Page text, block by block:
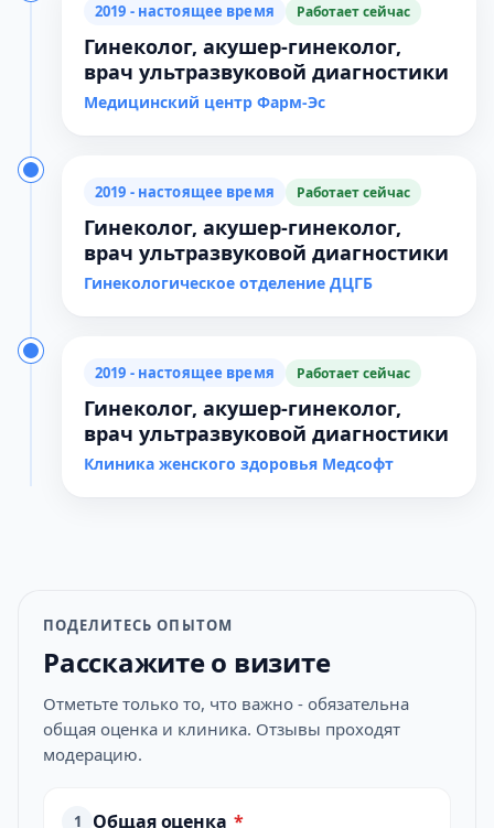
2019 - настоящее время Работает сейчас
Гинеколог, акушер-гинеколог,
врач ультразвуковой диагностики
Медицинский центр Фарм-Эс
2019 - настоящее время Работает сейчас
Гинеколог, акушер-гинеколог,
врач ультразвуковой диагностики
Гинекологическое отделение ДЦГБ
2019 - настоящее время Работает сейчас
Гинеколог, акушер-гинеколог,
врач ультразвуковой диагностики
Клиника женского здоровья Медсофт
ПОДЕЛИТЕСЬ ОПЫТОМ
Расскажите о визите
Отметьте только то, что важно - обязательна
общая оценка и клиника. Отзывы проходят
модерацию.
1 Общая оценка *